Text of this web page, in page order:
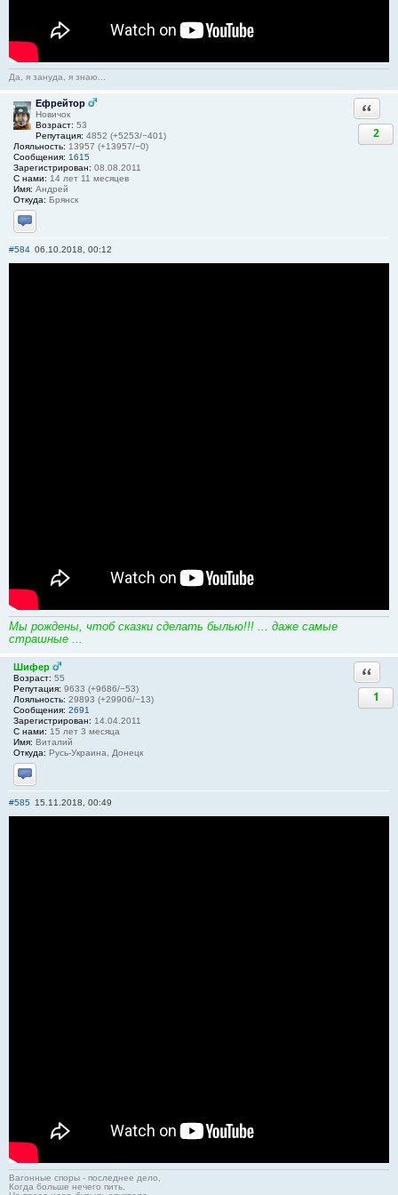
Да, я зануда, я знаю...
Ефрейтор
Новичок
Возраст: 53
Репутация: 4852 (+5253/−401)
Лояльность: 13957 (+13957/−0)
Сообщения: 1615
Зарегистрирован: 08.08.2011
С нами: 14 лет 11 месяцев
Имя: Андрей
Откуда: Брянск
Отправить личное сообщение
2
#584 06.10.2018, 00:12
Мы рождены, чтоб сказки сделать былью!!! ... даже самые
страшные ...
Шифер
Возраст: 55
Репутация: 9633 (+9686/−53)
Лояльность: 29893 (+29906/−13)
Сообщения: 2691
Зарегистрирован: 14.04.2011
С нами: 15 лет 3 месяца
Имя: Виталий
Откуда: Русь-Украина, Донецк
Отправить личное сообщение
1
#585 15.11.2018, 00:49
Вагонные споры - последнее дело,
Когда больше нечего пить,